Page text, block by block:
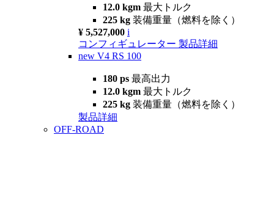
12.0 kgm 最大トルク
225 kg 装備重量（燃料を除く）
¥ 5,527,000 i
コンフィギュレーター 製品詳細
new V4 RS 100
180 ps 最高出力
12.0 kgm 最大トルク
225 kg 装備重量（燃料を除く）
製品詳細
OFF-ROAD